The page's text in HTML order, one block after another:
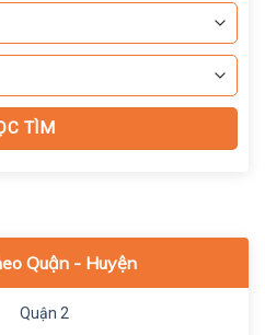
Quận - Huyện
Quận 2